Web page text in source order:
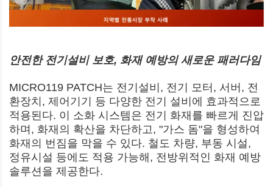
안전한 전기설비 보호, 화재 예방의 새로운 패러다임
MICRO119 PATCH는 전기설비, 전기 모터, 서버, 전
환장치, 제어기기 등 다양한 전기 설비에 효과적으로
적용된다. 이 소화 시스템은 전기 화재를 빠르게 진압
하며, 화재의 확산을 차단하고, "가스 돔"을 형성하여
화재의 번짐을 막을 수 있다. 철도 차량, 부동 시설,
정유시설 등에도 적용 가능해, 전방위적인 화재 예방
솔루션을 제공한다.